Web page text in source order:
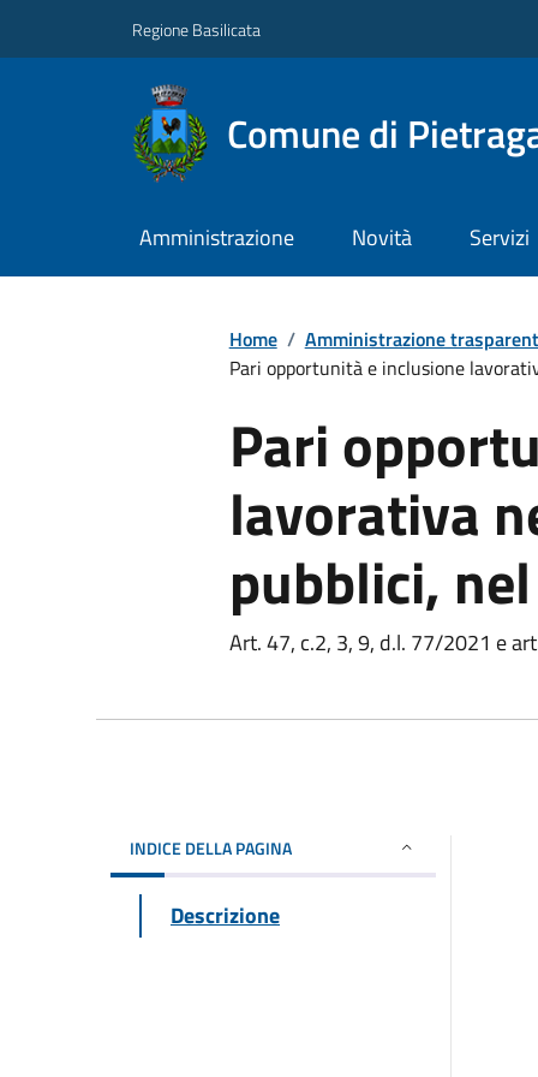
Regione Basilicata
Comune di
Amministrazione Novità Servizi
Home / Amministrazione
Pari opportunità e inclusione
Pari
lavorativa
pubblici, nel
Art. 47, c.2, 3, 9, d.l. 77/2021 e
INDICE DELLA PAGINA
Descrizione